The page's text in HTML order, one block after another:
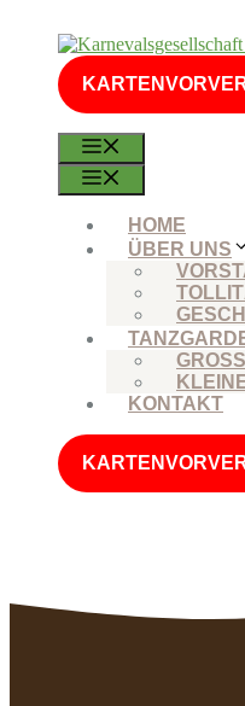
springen
HOME
ÜBER UNS
KONTAKT